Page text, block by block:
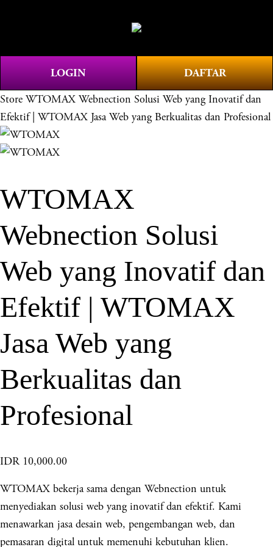
e
n
u
LOGIN DAFTAR
Store WTOMAX Webnection Solusi Web yang Inovatif dan
Efektif | WTOMAX Jasa Web yang Berkualitas dan Profesional
WTOMAX
Webnection Solusi
Web yang Inovatif dan
Efektif | WTOMAX
Jasa Web yang
Berkualitas dan
Profesional
IDR 10,000.00
WTOMAX bekerja sama dengan Webnection untuk
menyediakan solusi web yang inovatif dan efektif. Kami
menawarkan jasa desain web, pengembangan web, dan
pemasaran digital untuk memenuhi kebutuhan klien.